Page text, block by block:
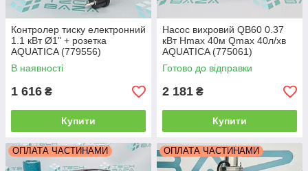
Контролер тиску електронний
1.1 кВт Ø1" + розетка
AQUATICA (779556)
В наявності
1 616 ₴
Купити
Насос вихровий QB60 0.37
кВт Hmax 40м Qmax 40л/хв
AQUATICA (775061)
Готово до відправки
2 181 ₴
Купити
ОПЛАТА ЧАСТИНАМИ ОПЛАТА ЧАСТИНАМИ